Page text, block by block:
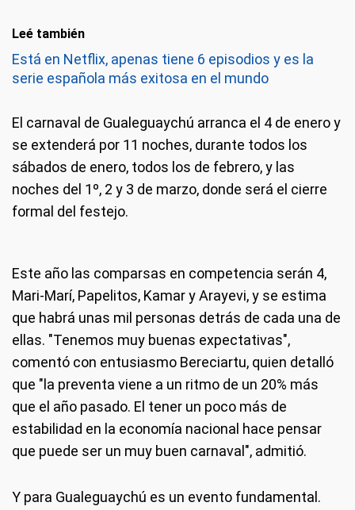
Leé también
Está en Netflix, apenas tiene 6 episodios y es la
serie española más exitosa en el mundo
El carnaval de Gualeguaychú arranca el 4 de enero y
se extenderá por 11 noches, durante todos los
sábados de enero, todos los de febrero, y las
noches del 1º, 2 y 3 de marzo, donde será el cierre
formal del festejo.
Este año las comparsas en competencia serán 4,
Mari-Marí, Papelitos, Kamar y Arayevi, y se estima
que habrá unas mil personas detrás de cada una de
ellas. "Tenemos muy buenas expectativas",
comentó con entusiasmo Bereciartu, quien detalló
que "la preventa viene a un ritmo de un 20% más
que el año pasado. El tener un poco más de
estabilidad en la economía nacional hace pensar
que puede ser un muy buen carnaval", admitió.
Y para Gualeguaychú es un evento fundamental.